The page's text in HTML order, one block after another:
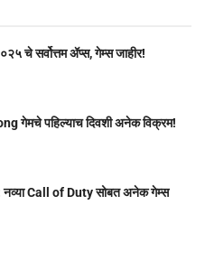
चे सर्वोत्तम ॲप्स, गेम्स जाहीर!
गेमचे पहिल्याच दिवशी अनेक विक्रम!
नव्या Call of Duty सोबत अनेक गेम्स